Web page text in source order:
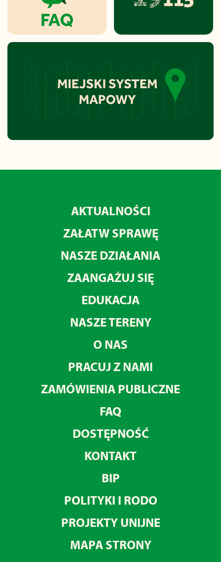
AKTUALNOŚCI
ZAŁATW SPRAWĘ
NASZE DZIAŁANIA
ZAANGAŻUJ SIĘ
EDUKACJA
NASZE TERENY
O NAS
PRACUJ Z NAMI
ZAMÓWIENIA PUBLICZNE
FAQ
DOSTĘPNOŚĆ
KONTAKT
BIP
POLITYKI I RODO
PROJEKTY UNIJNE
MAPA STRONY